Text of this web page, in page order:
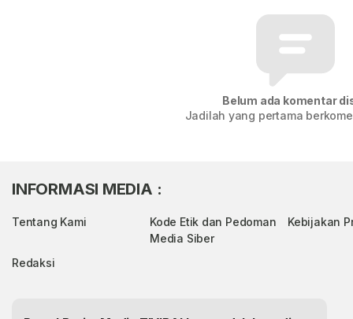
Belum ada komentar
Jadilah yang pertama
INFORMASI MEDIA :
Tentang Kami
Kode Etik dan Pedoman
Media Siber
Kebijakan
Redaksi